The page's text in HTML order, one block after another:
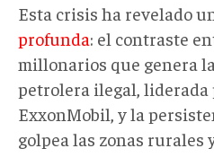
Esta crisis ha revelado
profunda: el contraste
millonarios que genera
petrolera ilegal, liderada
ExxonMobil y la
golpea las zonas rurales